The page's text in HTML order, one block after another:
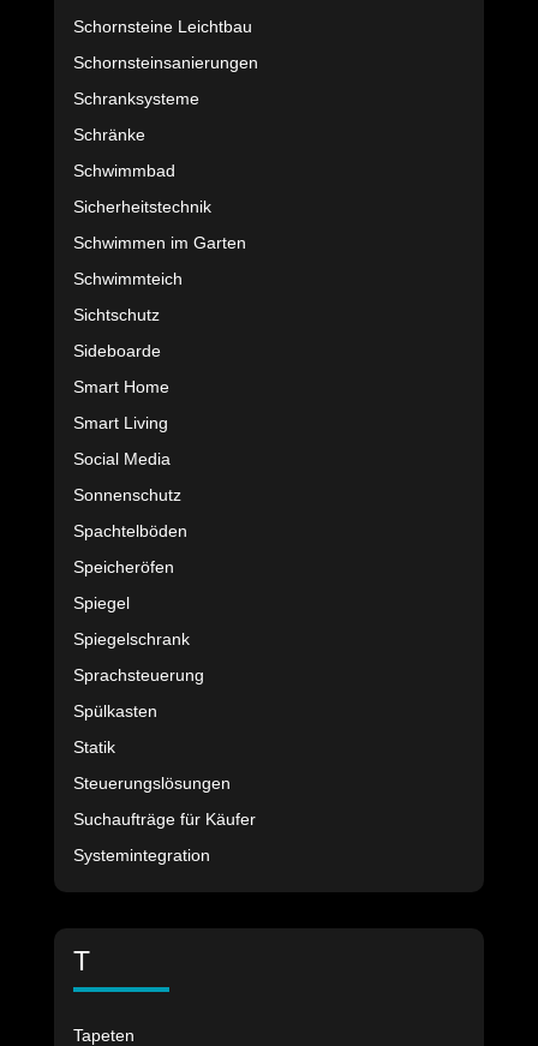
Schornsteine Leichtbau
Schornsteinsanierungen
Schranksysteme
Schränke
Schwimmbad
Sicherheitstechnik
Schwimmen im Garten
Schwimmteich
Sichtschutz
Sideboarde
Smart Home
Smart Living
Social Media
Sonnenschutz
Spachtelböden
Speicheröfen
Spiegel
Spiegelschrank
Sprachsteuerung
Spülkasten
Statik
Steuerungslösungen
Suchaufträge für Käufer
Systemintegration
T
Tapeten